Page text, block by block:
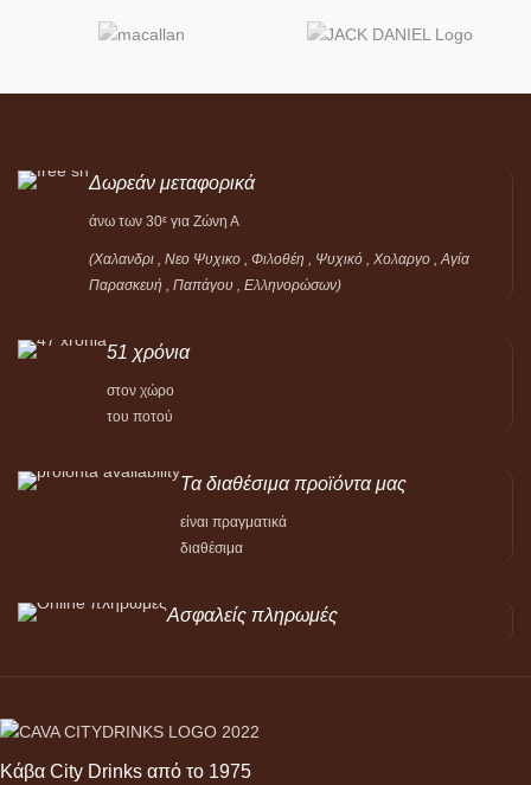
Δωρεάν μεταφορικά
άνω των 30ε για Ζώνη Α
(Χαλανδρι , Νεο Ψυχικο , Φιλοθέη , Ψυχικό ,
Χολαργο , Αγία
Παρασκευή , Παπάγου , Ελληνορώσων)
51 χρόνια
στον χώρο
του ποτού
Τα διαθέσιμα προϊόντα μας
είναι πραγματικά
διαθέσιμα
Ασφαλείς πληρωμές
Κάβα City Drinks από το 1975